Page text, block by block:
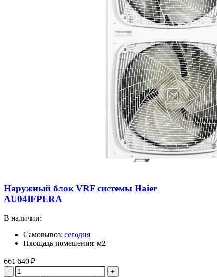
Наружный блок VRF системы Haier
AU04IFPERA
В наличии:
Самовывоз: сегодня
Площадь помещения: м2
661 640 ₽
Количество